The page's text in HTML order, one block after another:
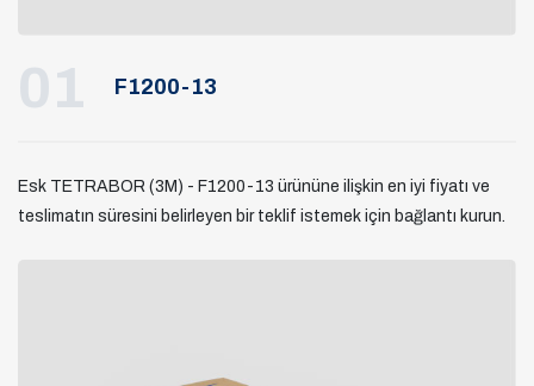
01 F1200-13
Esk TETRABOR (3M) - F1200-13 ürününe ilişkin en iyi fiyatı ve
teslimatın süresini belirleyen bir teklif istemek için bağlantı kurun.